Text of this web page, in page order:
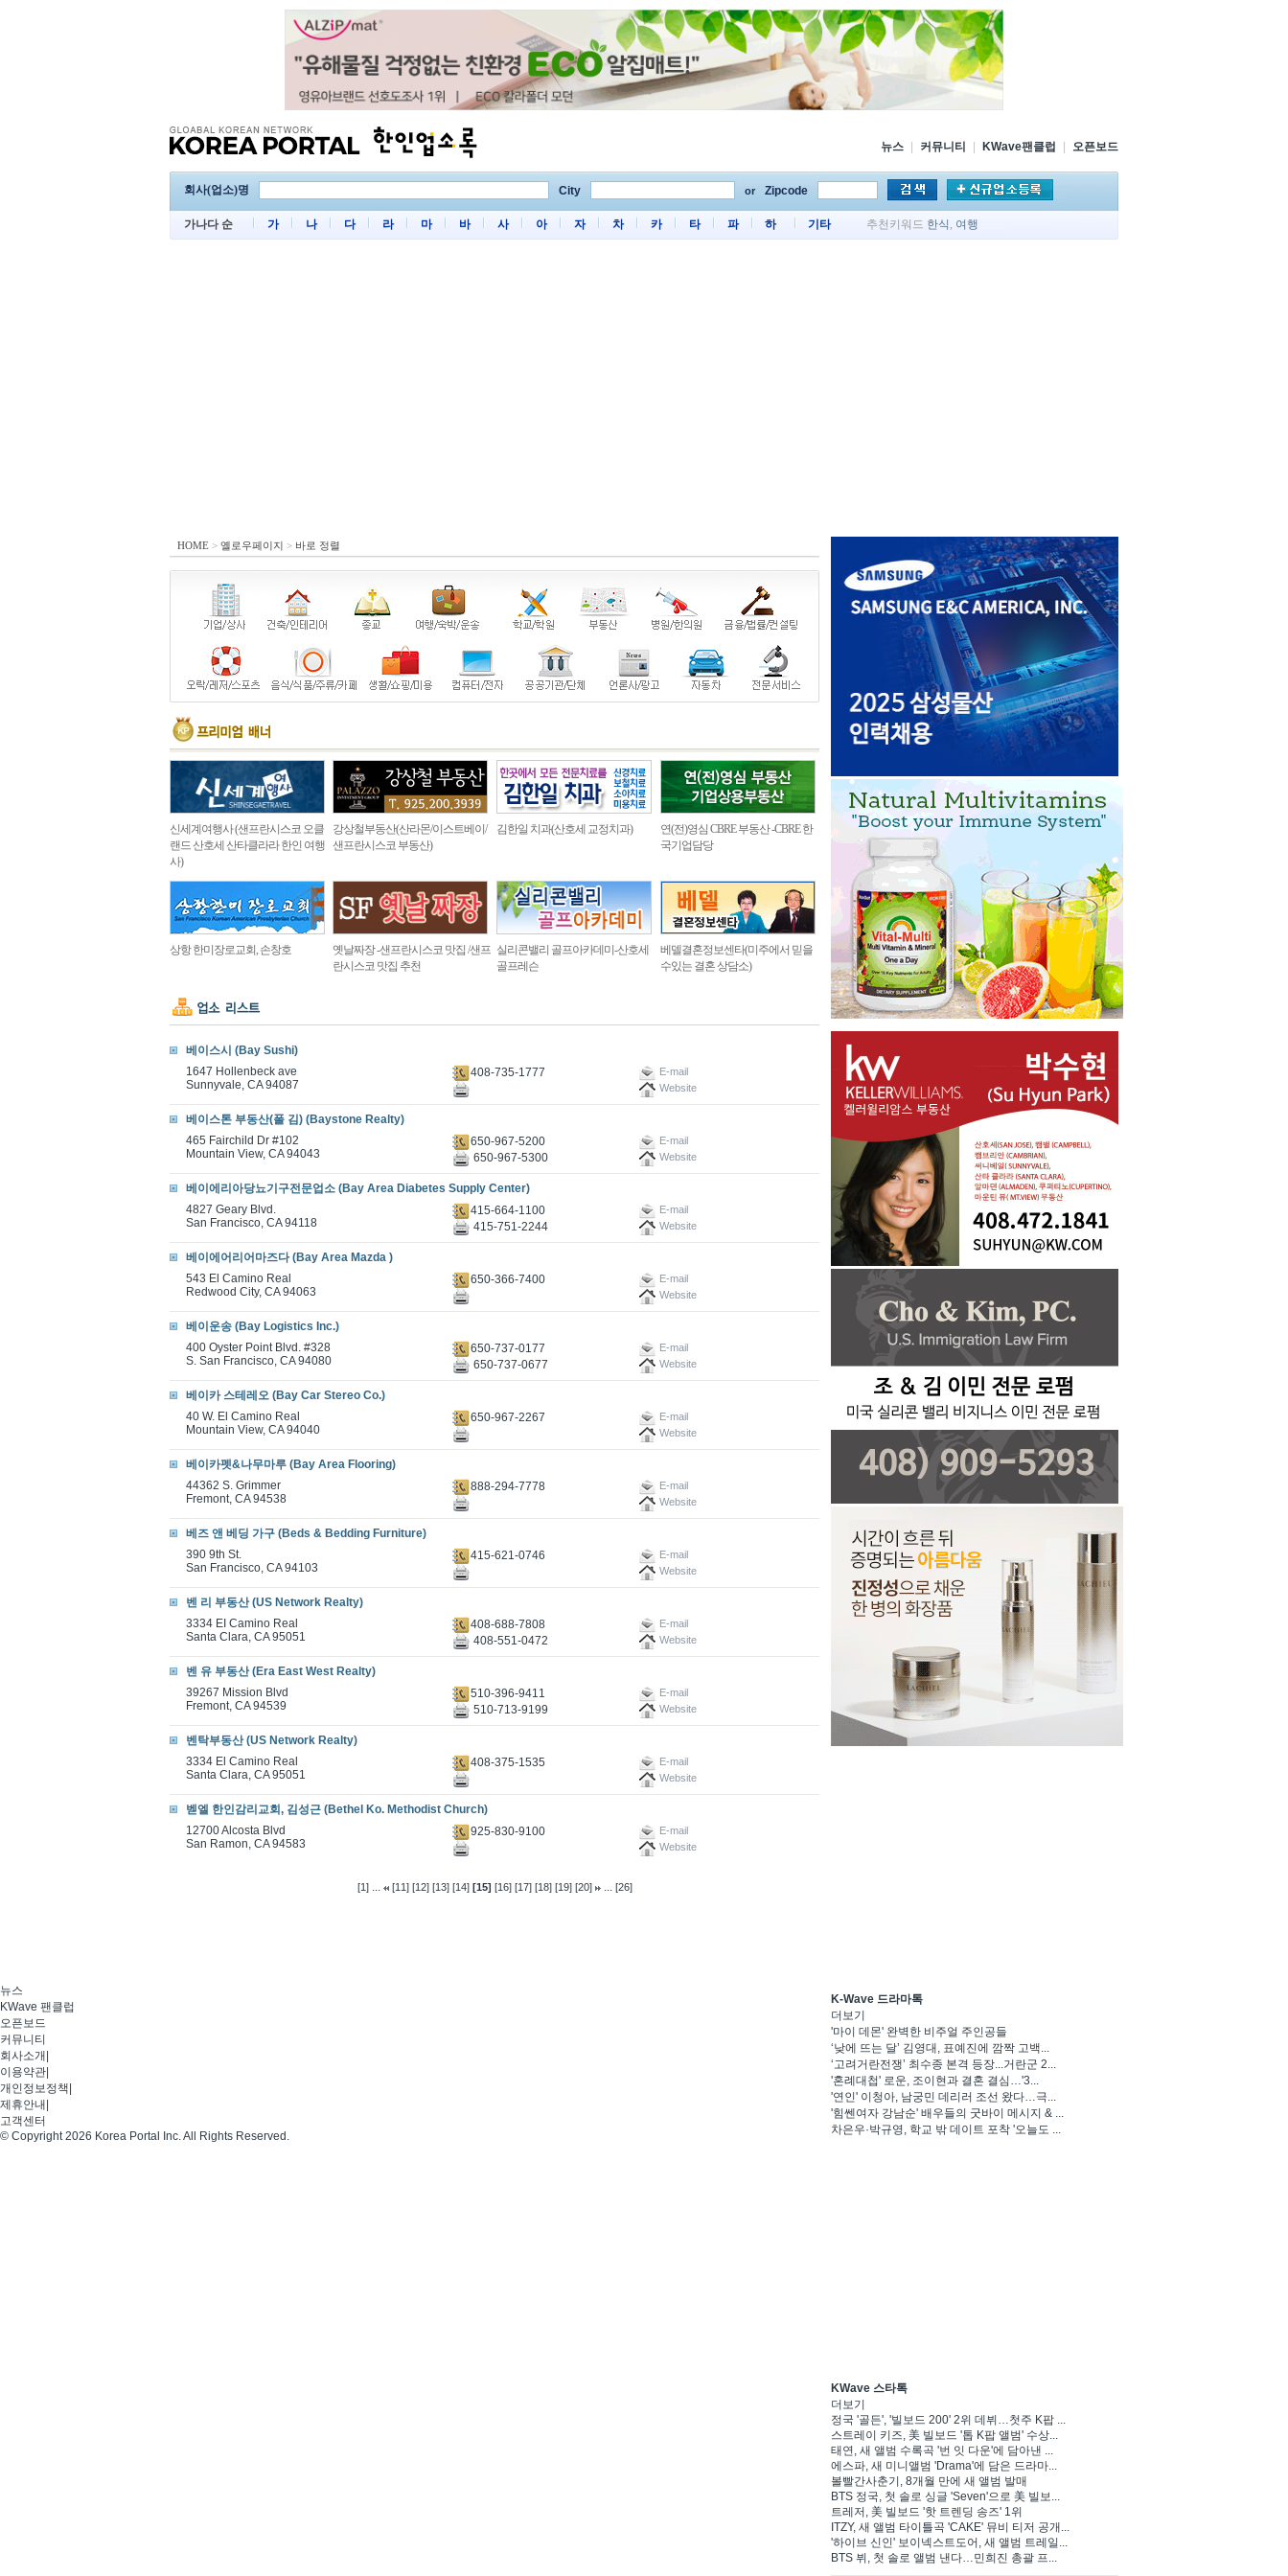
뉴스 커뮤니티 KWave팬클럽 오픈보드
회사(업소)명 City or Zipcode
가나다 순 가 나 다 라 마 바 사 아 자 차 카 타 파 하 기타 추천키워드 한식 , 여행
HOME > 옐로우페이지 > 바로 정렬
신세계여행사 (샌프란시스코 오클
랜드 산호세 산타클라라 한인 여행
사)
강상철부동산(산라몬/이스트베이/
샌프란시스코 부동산)
김한일 치과(산호세 교정치과)
연(전)영심 CBRE 부동산 -CBRE 한
국기업담당
상항 한미장로교회, 손창호
옛날짜장 -샌프란시스코 맛집 /샌프
란시스코 맛집 추천
실리콘밸리 골프아카데미-산호세
골프레슨
베델결혼정보센타(미주에서 믿을
수있는 결혼 상담소)
베이스시 (Bay Sushi)
1647 Hollenbeck ave
Sunnyvale, CA 94087
408-735-1777
E-mail
Website
베이스톤 부동산(폴 김) (Baystone Realty)
465 Fairchild Dr #102
Mountain View, CA 94043
650-967-5200 E-mail
650-967-5300 Website
베이에리아당뇨기구전문업소 (Bay Area Diabetes Supply Center)
4827 Geary Blvd.
San Francisco, CA 94118
415-664-1100 E-mail
415-751-2244 Website
베이에어리어마즈다 (Bay Area Mazda )
543 El Camino Real
Redwood City, CA 94063
650-366-7400
E-mail
Website
베이운송 (Bay Logistics Inc.)
400 Oyster Point Blvd. #328
S. San Francisco, CA 94080
650-737-0177 E-mail
650-737-0677 Website
베이카 스테레오 (Bay Car Stereo Co.)
40 W. El Camino Real
Mountain View, CA 94040
650-967-2267
E-mail
Website
베이카펫&나무마루 (Bay Area Flooring)
44362 S. Grimmer
Fremont, CA 94538
888-294-7778
E-mail
Website
베즈 앤 베딩 가구 (Beds & Bedding Furniture)
390 9th St.
San Francisco, CA 94103
415-621-0746
E-mail
Website
벤 리 부동산 (US Network Realty)
3334 EI Camino Real
Santa Clara, CA 95051
408-688-7808 E-mail
408-551-0472 Website
벤 유 부동산 (Era East West Realty)
39267 Mission Blvd
Fremont, CA 94539
510-396-9411 E-mail
510-713-9199 Website
벤탁부동산 (US Network Realty)
3334 El Camino Real
Santa Clara, CA 95051
408-375-1535
E-mail
Website
벧엘 한인감리교회, 김성근 (Bethel Ko. Methodist Church)
12700 Alcosta Blvd
San Ramon, CA 94583
925-830-9100
E-mail
Website
[1]... [11] [12] [13] [14] [15] [16] [17] [18] [19] [20] ... [26]
K-Wave 드라마톡
더보기
'마이 데몬' 완벽한 비주얼 주인공들
‘낮에 뜨는 달’ 김영대, 표예진에 깜짝 고백...
‘고려거란전쟁’ 최수종 본격 등장...거란군 2...
'혼례대첩' 로운, 조이현과 결혼 결심…'3...
'연인' 이청아, 남궁민 데리러 조선 왔다…극...
'힘쎈여자 강남순' 배우들의 굿바이 메시지 & ...
차은우·박규영, 학교 밖 데이트 포착 '오늘도 ...
KWave 스타톡
더보기
정국 '골든', '빌보드 200' 2위 데뷔…첫주 K팝 ...
스트레이 키즈, 美 빌보드 '톱 K팝 앨범' 수상...
태연, 새 앨범 수록곡 '번 잇 다운'에 담아낸 ...
에스파, 새 미니앨범 'Drama'에 담은 드라마...
볼빨간사춘기, 8개월 만에 새 앨범 발매
BTS 정국, 첫 솔로 싱글 'Seven'으로 美 빌보...
트레저, 美 빌보드 '핫 트렌딩 송즈' 1위
ITZY, 새 앨범 타이틀곡 'CAKE' 뮤비 티저 공개...
'하이브 신인' 보이넥스트도어, 새 앨범 트레일...
BTS 뷔, 첫 솔로 앨범 낸다…민희진 총괄 프...
뉴스
KWave 팬클럽
오픈보드
커뮤니티
회사소개
이용약관
개인정보정책
제휴안내
고객센터
© Copyright 2026 Korea Portal Inc. All Rights Reserved.